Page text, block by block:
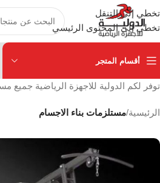
تخطي إلى التنقل
تخطي إلى المحتوى الرئيسي
أقسام المتجر
توفر لكم الدولية للاجهزة الرياضية جميع
الرئيسية/مستلزمات بناء الاجسام